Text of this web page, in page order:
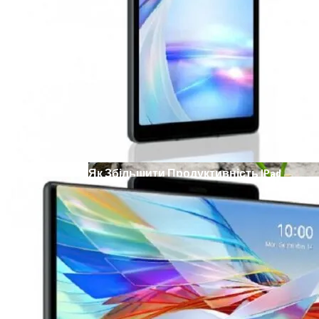
Телескоп «Хаббл» Показал Необычную
Галактику
Ученые Назвали Новую Смертельную
Як Збільшити Продуктивність IPad
Google Вновь Привлекут К
Ответственности За Повторное
Неудаление Запрещённых Материалов